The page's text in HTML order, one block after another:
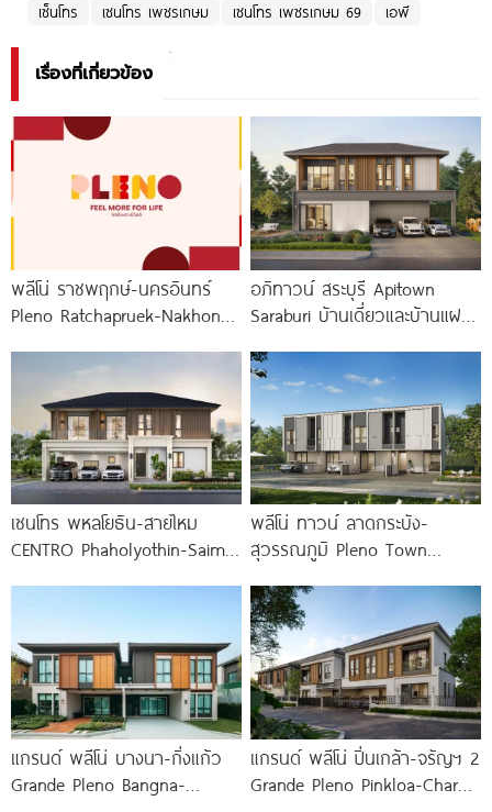
เซ็นโทร
เซนโทร เพชรเกษม เซนโทร เพชรเกษม 69 เอพี
เรื่องที่เกี่ยวข้อง
พลีโน่ ราชพฤกษ์-นครอินทร์
Pleno Ratchapruek-Nakhon
เมืองนนทบุรี
อภิทาวน์ สระบุรี Apitown
Saraburi บ้านเดี่ยวและบ้านแฝด
พหลโยธิน ใกล้ Big C
เซนโทร พหลโยธิน-สายไหม
CENTRO Phaholyothin-Saimai
พลีโน่ ทาวน์ ลาดกระบัง-
สุวรรณภูมิ Pleno Town
ทาวน์โฮมและบ้านแฝดใหม่ ใกล้นิ
คมฯ ลาดกระบัง และสนามบิน
สุวรรณภูมิ
แกรนด์ พลีโน่ บางนา-กิ่งแก้ว
Grande Pleno Bangna-
แกรนด์ พลีโน่ ปิ่นเกล้า-จรัญฯ 2
Grande Pleno Pinkloa-Charan